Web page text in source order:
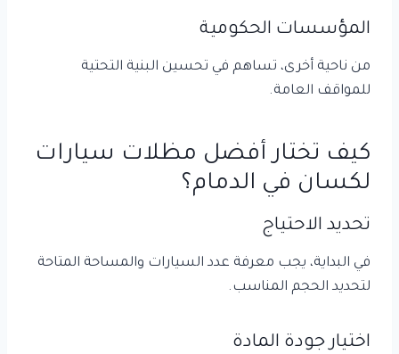
المؤسسات الحكومية
من ناحية أخرى، تساهم في تحسين البنية التحتية
للمواقف العامة.
كيف تختار أفضل مظلات سيارات
لكسان في الدمام؟
تحديد الاحتياج
في البداية، يجب معرفة عدد السيارات والمساحة المتاحة
لتحديد الحجم المناسب.
اختيار جودة المادة